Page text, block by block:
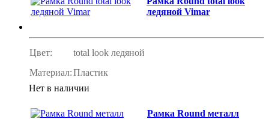
ледяной Vimar
Цвет:
total look ледяной
Материал:Пластик
Нет в наличии
Рамка Round металл